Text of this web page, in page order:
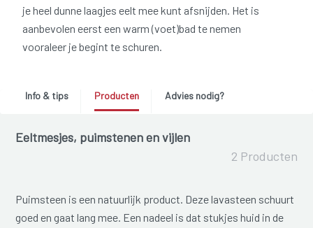
je heel dunne laagjes eelt mee kunt afsnijden. Het is
aanbevolen eerst een warm (voet)bad te nemen
vooraleer je begint te schuren.
Info & tips Producten Advies nodig?
Eeltmesjes, puimstenen en vijlen
2 Producten
Puimsteen is een natuurlijk product. Deze lavasteen schuurt
goed en gaat lang mee. Een nadeel is dat stukjes huid in de